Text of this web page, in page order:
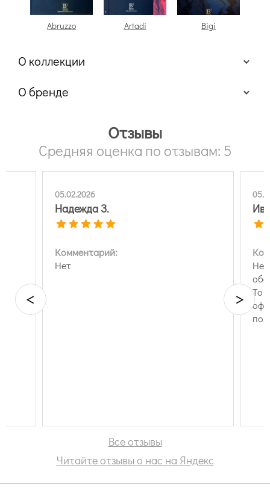
Abruzzo Artadi Bigi
О коллекции
Bernardo Bartalucci Artadi
Бернардо Барталуччи Артади
О бренде
Особенности виниловых обоев
Коллекции виниловых обоев
Отзывы
Средняя оценка по отзывам: 5
05.02.2026
Надежда З.
Комментарий:
Нет
Не
То
< >
Все отзывы
Читайте отзывы о нас на Яндекс